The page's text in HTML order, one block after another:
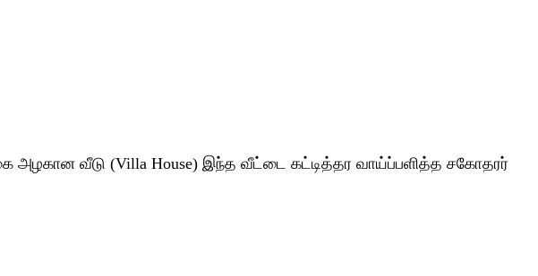
அழகான வீடு (Villa House) இந்த வீட்டை கட்டித்தர வாய்ப்பளித்த சகோதரர்